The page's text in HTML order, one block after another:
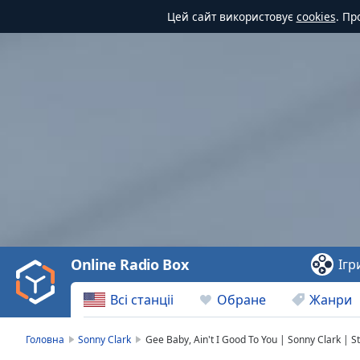
Цей сайт використовує cookies.
Video
Play
Backward
Skip
Всі станціі Обране Жанри
Online Radio Box
Головна Sonny Clark Gee Baby, Ain't I Good To You | Sonny Clark |